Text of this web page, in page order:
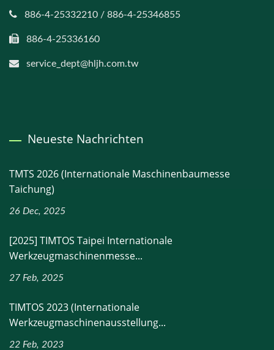
886-4-25332210 / 886-4-25346855
886-4-25336160
service_dept@hljh.com.tw
Neueste Nachrichten
TMTS 2026 (Internationale Maschinenbaumesse
Taichung)
26 Dec, 2025
[2025] TIMTOS Taipei Internationale
Werkzeugmaschinenmesse...
27 Feb, 2025
TIMTOS 2023 (Internationale
Werkzeugmaschinenausstellung...
22 Feb, 2023